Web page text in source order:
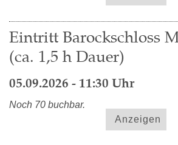
Eintritt Barockschloss
(ca. 1,5 h Dauer)
05.09.2026 - 11:30 Uhr
Noch 70 buchbar.
Anzeigen